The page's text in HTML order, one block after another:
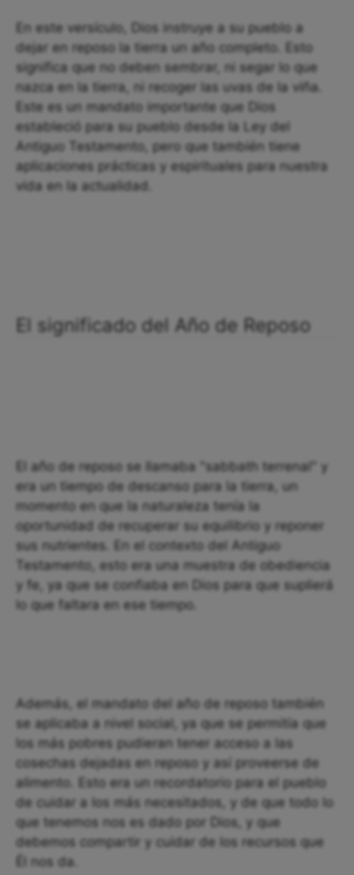
En este versículo, Dios instruye a su pueblo a
dejar en reposo la tierra un año completo. Esto
significa que no deben sembrar, ni segar lo que
nazca en la tierra, ni recoger las uvas de la viña.
Este es un mandato importante que Dios
estableció para su pueblo desde la Ley del
Antiguo Testamento, pero que también tiene
aplicaciones prácticas y espirituales para nuestra
vida en la actualidad.
El significado del Año de Reposo
El año de reposo se llamaba "sabbath terrenal" y
era un tiempo de descanso para la tierra, un
momento en que la naturaleza tenía la
oportunidad de recuperar su equilibrio y reponer
sus nutrientes. En el contexto del Antiguo
Testamento, esto era una muestra de obediencia
y fe, ya que se confiaba en Dios para que suplierá
lo que faltara en ese tiempo.
Además, el mandato del año de reposo también
se aplicaba a nivel social, ya que se permitía que
los más pobres pudieran tener acceso a las
cosechas dejadas en reposo y así proveerse de
alimento. Esto era un recordatorio para el pueblo
de cuidar a los más necesitados, y de que todo lo
que tenemos nos es dado por Dios, y que
debemos compartir y cuidar de los recursos que
Él nos da.